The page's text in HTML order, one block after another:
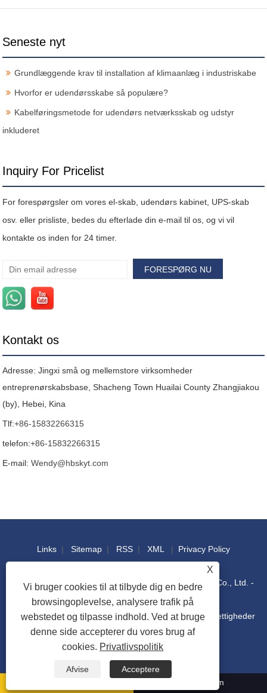
Seneste nyt
Grundlæggende krav til installation af klimaanlæg i industriskabe
Hvorfor er udendørsskabe så populære?
Kabelføringsmetode for udendørs netværksskab og udstyr
inkluderet
Inquiry For Pricelist
For forespørgsler om vores el-skab, udendørs kabinet, UPS-skab
osv. eller prisliste, bedes du efterlade din e-mail til os, og vi vil
kontakte os inden for 24 timer.
Kontakt os
Adresse: Jingxi små og mellemstore virksomheder
entreprenørskabsbase, Shacheng Town Huailai County Zhangjiakou
(by), Hebei, Kina
Tlf:+86-15832266315
telefon:+86-15832266315
E-mail:Wendy@hbskyt.com
Links | Sitemap | RSS | XML | Privacy Policy
Copyright © 2022 Hebei Shouke Yuantuo Technology Co., Ltd. -
Industriel konsol, distributionsboks, IT-rackskab - Alle rettigheder
forbeholdes
X
Vi bruger cookies til at tilbyde dig en bedre
browsingoplevelse, analysere trafik på
webstedet og tilpasse indhold. Ved at bruge
denne side accepterer du vores brug af
cookies. Privatlivspolitik
Afvise
Acceptere
Wendy@hbskyt.com